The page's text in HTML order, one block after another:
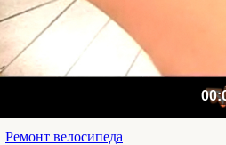
Ремонт велосипеда